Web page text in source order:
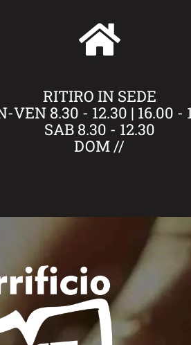
RITIRO IN SEDE
VEN 8.30 - 12.30 | 16.00 -
SAB 8.30 - 12.30
DOM //